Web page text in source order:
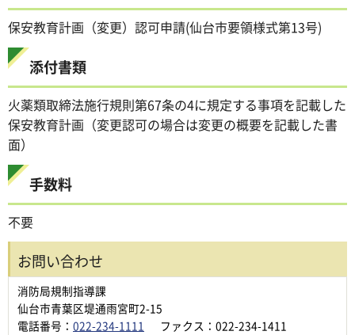
保安教育計画（変更）認可申請(仙台市要領様式第13号)
添付書類
火薬類取締法施行規則第67条の4に規定する事項を記載した
保安教育計画（変更認可の場合は変更の概要を記載した書
面）
手数料
不要
お問い合わせ
消防局規制指導課
仙台市青葉区堤通雨宮町2-15
電話番号： 022-234-1111 ファクス：022-234-1411